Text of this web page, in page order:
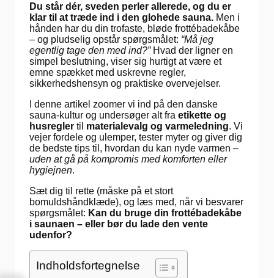
Du står dér, sveden perler allerede, og du er
klar til at træde ind i den glohede sauna. Men i
hånden har du din trofaste, bløde frottébadekåbe
– og pludselig opstår spørgsmålet: “Må jeg
egentlig tage den med ind?”Hvad der ligner en
simpel beslutning, viser sig hurtigt at være et
emne spækket med uskrevne regler,
sikkerhedshensyn og praktiske overvejelser.
I denne artikel zoomer vi ind på den danske
sauna-kultur og undersøger alt fra etikette og
husregler til materialevalg og varmeledning. Vi
vejer fordele og ulemper, tester myter og giver dig
de bedste tips til, hvordan du kan nyde varmen –
uden at gå på kompromis med komforten eller
hygiejnen.
Sæt dig til rette (måske på et stort
bomuldshåndklæde), og læs med, når vi besvarer
spørgsmålet: Kan du bruge din frottébadekåbe
i saunaen – eller bør du lade den vente
udenfor?
Indholdsfortegnelse